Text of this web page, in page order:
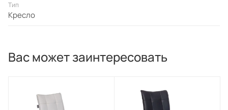
Тип
Кресло
Вас может заинтересовать